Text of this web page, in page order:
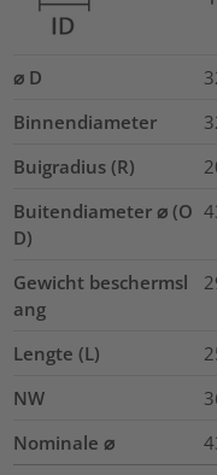
⌀ D
Binnendiameter
Buigradius (R)
Buitendiameter ⌀ (O
D)
Gewicht beschermsl
ang
Lengte (L)
NW
Nominale ⌀